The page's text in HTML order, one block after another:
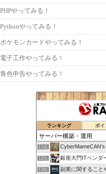
PHPやってみる！
Pythonやってみる！
ポケモンカードやってみる！
電子工作やってみる！
青色申告やってみる！
ランキング ポイ
11位
12位 銀座大門ITベンダ
13位 副業に関することや